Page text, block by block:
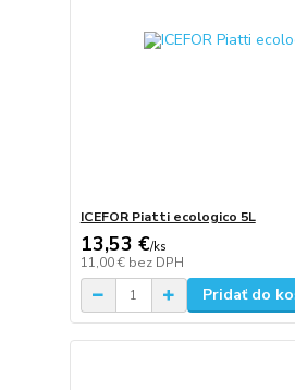
ICEFOR Piatti ecologico 5L
13,53 €/ks
11,00 € bez DPH
Pridať do